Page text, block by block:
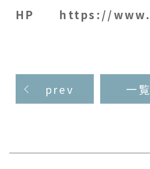
HP https://
prev 一